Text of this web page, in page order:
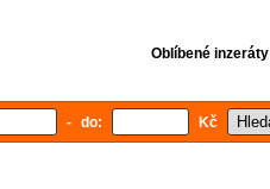
Oblíbené inzeráty
- do: Kč